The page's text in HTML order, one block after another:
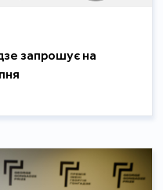
запрошує на